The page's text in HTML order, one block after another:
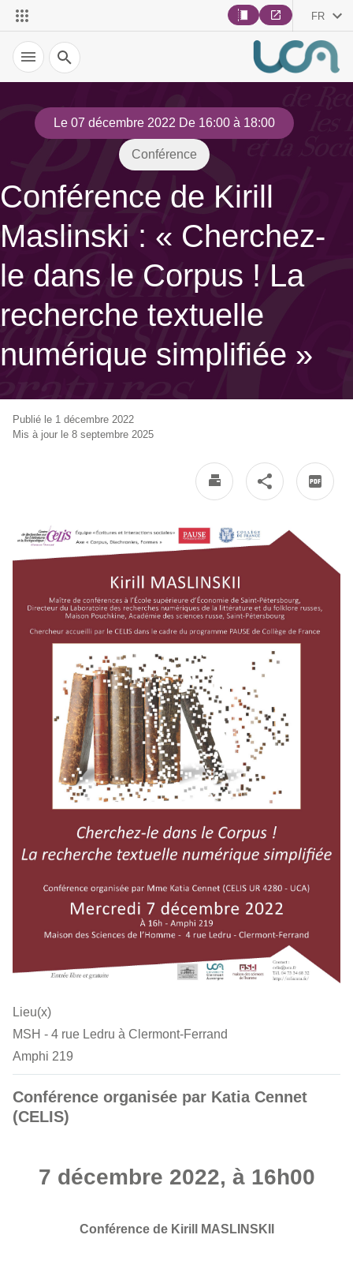
FR
Recherche
Le 07 décembre 2022 De 16:00 à 18:00
Conférence
Conférence de Kirill
Maslinski : « Cherchez-
le dans le Corpus ! La
recherche textuelle
numérique simplifiée »
Publié le 1 décembre 2022
Mis à jour le 8 septembre 2025
Lieu(x)
MSH - 4 rue Ledru à Clermont-Ferrand
Amphi 219
Conférence organisée par Katia Cennet
(CELIS)
7 décembre 2022, à 16h00
Conférence de Kirill MASLINSKII